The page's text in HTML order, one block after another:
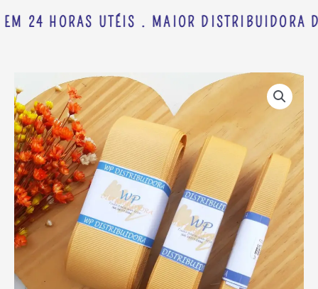
24 HORAS UTÉIS . MAIOR DISTRIBUIDORA
Faixa
de
preço:
R$ 4,73
através
R$ 9,98
GORGORÃO
YAMA
COR
690
C/
10
METROS
quantidade